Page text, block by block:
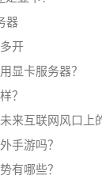
器
开
显卡服务器？
？
来互联网风口上
手游吗？
有哪些？